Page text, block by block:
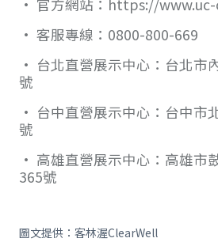
• 官方網站：https://
• 客服專線：0800-800-669
• 台北直營展示中心：台北市
號
• 台中直營展示中心：台中市
號
• 高雄直營展示中心：高雄市
365號
圖文提供：客林渥ClearWell